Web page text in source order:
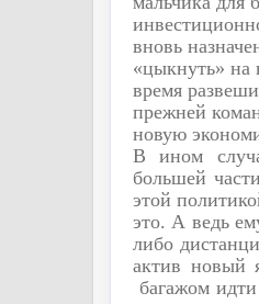
вновь
«цыкнуть» на
время
прежней
новую
В ином
большей
этой
это. А ведь
либо
актив новый
багажом